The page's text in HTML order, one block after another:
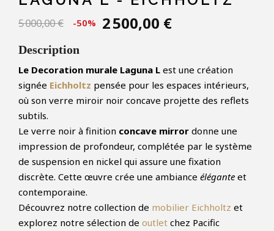
5 000,00 € -50% 2 500,00 €
Description
Le Decoration murale Laguna L est une création
signée Eichholtz pensée pour les espaces intérieurs,
où son verre miroir noir concave projette des reflets
subtils.
Le verre noir à finition concave mirror donne une
impression de profondeur, complétée par le système
de suspension en nickel qui assure une fixation
discrète. Cette œuvre crée une ambiance élégante et
contemporaine.
Découvrez notre collection de mobilier Eichholtz et
explorez notre sélection de outlet chez Pacific